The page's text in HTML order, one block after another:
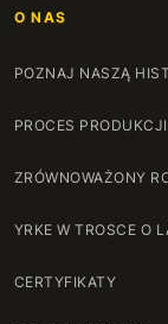
O NAS
POZNAJ NASZĄ
PROCES
ZRÓWNOWAŻONY
YRKE W TROSCE O
CERTYFIKATY